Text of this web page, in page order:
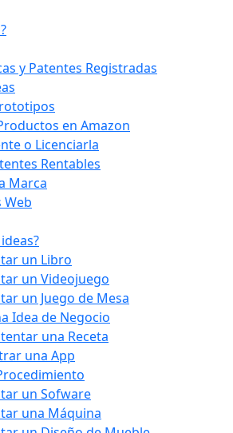
y Patentes Registradas
en Amazon
o Licenciarla
Rentables
Marca
Web
un Libro
un Videojuego
un Juego de Mesa
Idea de Negocio
una Receta
una App
un Sofware
una Máquina